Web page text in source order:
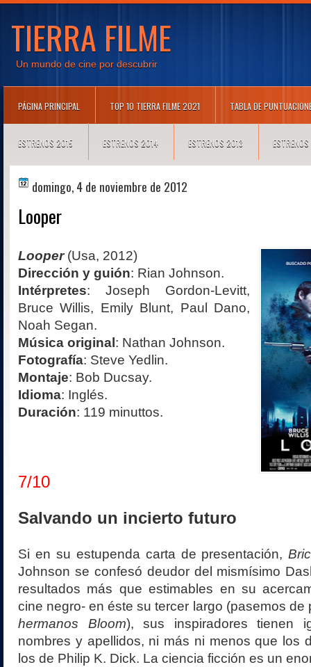
TIERRA FILME
Un mundo de cine por descubrir
PÁGINA PRINCIPAL TOP 10 TIERRA FILME 2021 TABLA DE
ESTRENOS 2015 ESTRENOS 2014 ESTRENOS 2013
domingo, 4 de noviembre de 2012
Looper
Looper(Usa, 2012)
Dirección y guión: Rian Johnson.
Intérpretes: Joseph Gordon-Levitt,
Bruce Willis, Emily Blunt, Paul Dano,
Noah Segan.
Música original: Nathan Johnson.
Fotografía: Steve Yedlin.
Montaje: Bob Ducsay.
Idioma: Inglés.
Duración: 119 minuttos.
7/10
Salvando un incierto futuro
Si en su estupenda carta de presentación,
Johnson se confesó deudor del mismísimo
resultados más que estimables en su
cine negro- en éste su tercer largo (pasemos
hermanos Bloom), sus inspiradores tienen
nombres y apellidos, ni más ni menos que los
los de Philip K. Dick. La ciencia ficción es un